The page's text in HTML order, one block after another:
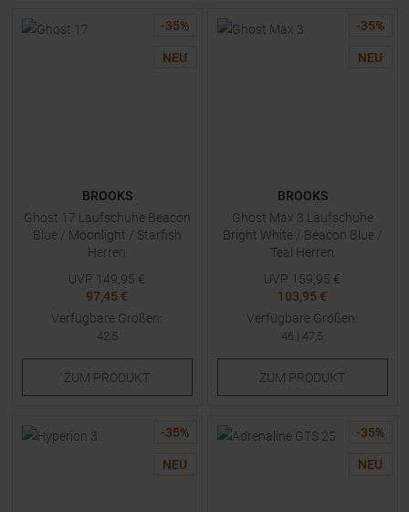
-35%
NEU
BROOKS
Ghost 17 Laufschuhe Beacon
Blue / Moonlight / Starfish
Herren
UVP 149,95 €
97,45 €
Verfügbare Größen:
42,5
ZUM PRODUKT
-35%
NEU
BROOKS
Ghost Max 3 Laufschuhe
Bright White / Beacon Blue /
Teal Herren
UVP 159,95 €
103,95 €
Verfügbare Größen:
46 | 47,5
ZUM PRODUKT
-35%
NEU
-35%
NEU